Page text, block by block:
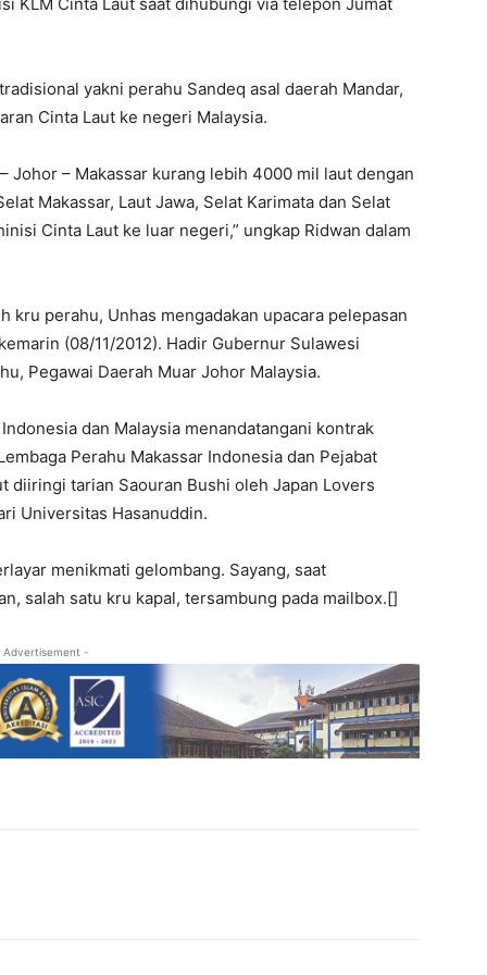
KLM Cinta Laut saat dihubungi via telepon Jumat
yakni perahu Sandeq asal daerah Mandar,
Cinta Laut ke negeri Malaysia.
Johor – Makassar kurang lebih 4000 mil laut dengan
Makassar, Laut Jawa, Selat Karimata dan Selat
Cinta Laut ke luar negeri,” ungkap Ridwan dalam
kru perahu, Unhas mengadakan upacara pelepasan
(08/11/2012). Hadir Gubernur Sulawesi
Pegawai Daerah Muar Johor Malaysia.
dan Malaysia menandatangani kontrak
Perahu Makassar Indonesia dan Pejabat
diiringi tarian Saouran Bushi oleh Japan Lovers
Universitas Hasanuddin.
menikmati gelombang. Sayang, saat
salah satu kru kapal, tersambung pada mailbox.[]
-